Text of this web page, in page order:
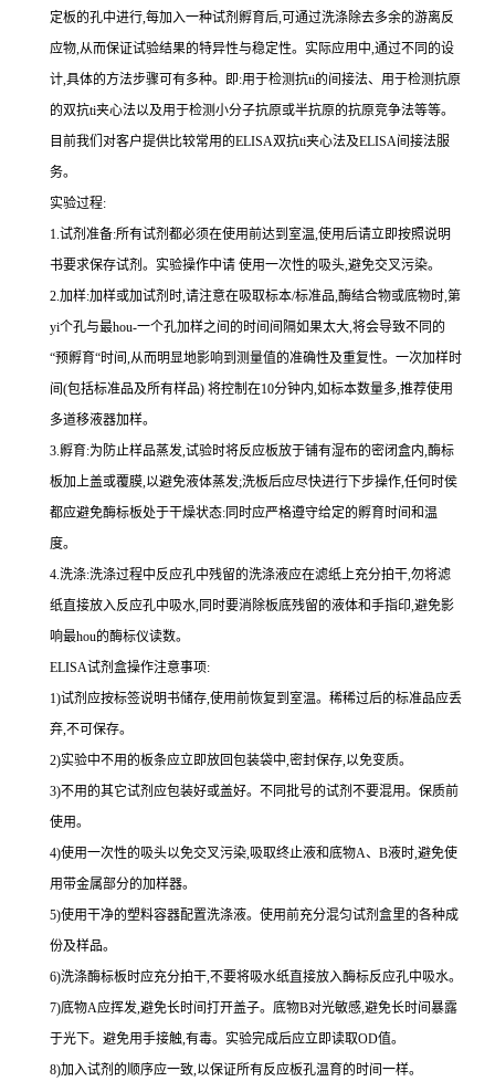
定板的孔中进行,每加入一种试剂孵育后,可通过洗涤除去多余的游离反
应物,从而保证试验结果的特异性与稳定性。实际应用中,通过不同的设
计,具体的方法步骤可有多种。即:用于检测抗ti的间接法、用于检测抗原
的双抗ti夹心法以及用于检测小分子抗原或半抗原的抗原竞争法等等。
目前我们对客户提供比较常用的ELISA双抗ti夹心法及ELISA间接法服
务。
实验过程:
1.试剂准备:所有试剂都必须在使用前达到室温,使用后请立即按照说明
书要求保存试剂。实验操作中请 使用一次性的吸头,避免交叉污染。
2.加样:加样或加试剂时,请注意在吸取标本/标准品,酶结合物或底物时,第
yi个孔与最hou-一个孔加样之间的时间间隔如果太大,将会导致不同的
“预孵育“时间 ,从而明显地影响到测量值的准确性及重复性。 一次加样时
间 (包括标准品及所有样品) 将控制在10分钟内,如标本数量多,推荐使用
多道移液器加样。
3.孵育:为防止样品蒸发,试验时将反应板放于铺有湿布的密闭盒内,酶标
板加上盖或覆膜,以避免液体蒸发;洗板后应尽快进行下步操作,任何时侯
都应避免酶标板处于干燥状态: 同时应严格遵守给定的孵育时间和温
度。
4.洗涤:洗涤过程中反应孔中残留的洗涤液应在滤纸上充分拍干,勿将滤
纸直接放入反应孔中吸水,同时要消除板底残留的液体和手指印,避免影
响最hou的酶标仪读数。
ELISA试剂盒操作注意事项:
1)试剂应按标签说明书储存,使用前恢复到室温。稀稀过后的标准品应丢
弃,不可保存。
2)实验中不用的板条应立即放回包装袋中,密封保存,以免变质。
3)不用的其它试剂应包装好或盖好。不同批号的试剂不要混用。保质前
使用。
4)使用一次性的吸头以免交叉污染,吸取终止液和底物A、 B液时,避免使
用带金属部分的加样器。
5)使用干净的塑料容器配置洗涤液。使用前充分混匀试剂盒里的各种成
份及样品。
6)洗涤酶标板时应充分拍干,不要将吸水纸直接放入酶标反应孔中吸水。
7)底物A应挥发,避免长时间打开盖子。底物B对光敏感,避免长时间暴露
于光下。避免用手接触,有毒。实验完成后应立即读取OD值。
8)加入试剂的顺序应一致,以保证所有反应板孔温育的时间一样。